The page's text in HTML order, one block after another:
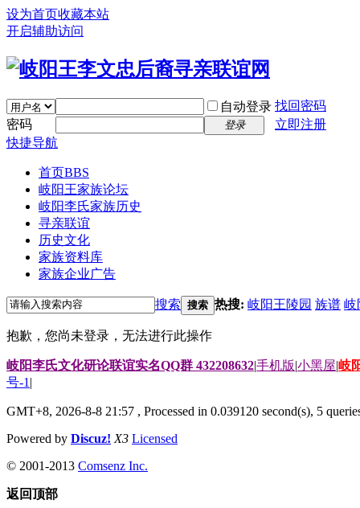
设为首页收藏本站
开启辅助访问
自动登录 找回密码
密码
登录
立即注册
快捷导航
首页BBS
岐阳王家族论坛
岐阳李氏家族历史
寻亲联谊
历史文化
家族资料库
家族企业广告
搜索 搜索 热搜: 岐阳王陵园 族谱 岐
抱歉，您尚未登录，无法进行此操作
岐阳李氏文化研论联谊实名QQ群 432208632|手机版|小黑屋|岐
号-1 |
GMT+8, 2026-8-8 21:57 , Processed in 0.039120 second(s), 5
Powered by Discuz! X3 Licensed
© 2001-2013 Comsenz Inc.
返回顶部